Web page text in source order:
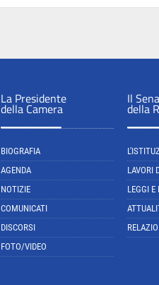
La Presidente
della Camera
BIOGRAFIA
AGENDA
NOTIZIE
COMUNICATI
DISCORSI
FOTO/VIDEO
Il
della
LAVORI
LEGGI E